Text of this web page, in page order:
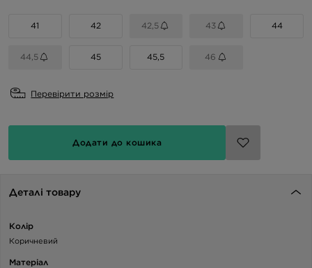
41 42 42,5 43 44
44,5 45 45,5 46
Перевірити розмір
Додати до кошика
Деталі товару
Колір
Коричневий
Матеріал